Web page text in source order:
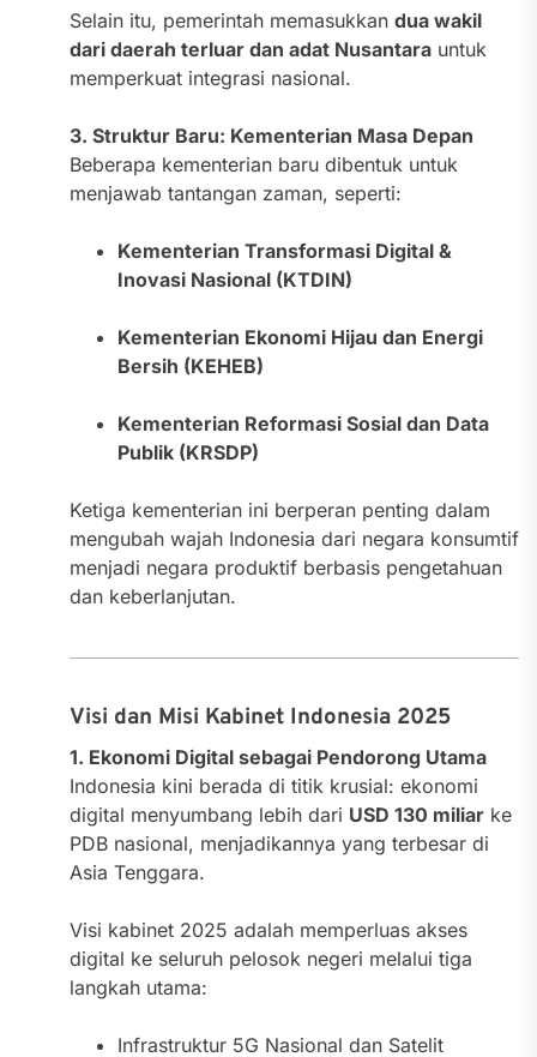
Selain itu, pemerintah memasukkan dua wakil
dari daerah terluar dan adat Nusantarauntuk
memperkuat integrasi nasional.
3. Struktur Baru: Kementerian Masa Depan
Beberapa kementerian baru dibentuk untuk
menjawab tantangan zaman, seperti:
Kementerian Transformasi Digital &
Inovasi Nasional (KTDIN)
Kementerian Ekonomi Hijau dan Energi
Bersih (KEHEB)
Kementerian Reformasi Sosial dan Data
Publik (KRSDP)
Ketiga kementerian ini berperan penting dalam
mengubah wajah Indonesia dari negara konsumtif
menjadi negara produktif berbasis pengetahuan
dan keberlanjutan.
Visi dan Misi Kabinet Indonesia 2025
1. Ekonomi Digital sebagai Pendorong Utama
Indonesia kini berada di titik krusial: ekonomi
digital menyumbang lebih dari USD 130 miliarke
PDB nasional, menjadikannya yang terbesar di
Asia Tenggara.
Visi kabinet 2025 adalah memperluas akses
digital ke seluruh pelosok negeri melalui tiga
langkah utama:
Infrastruktur 5G Nasional dan Satelit